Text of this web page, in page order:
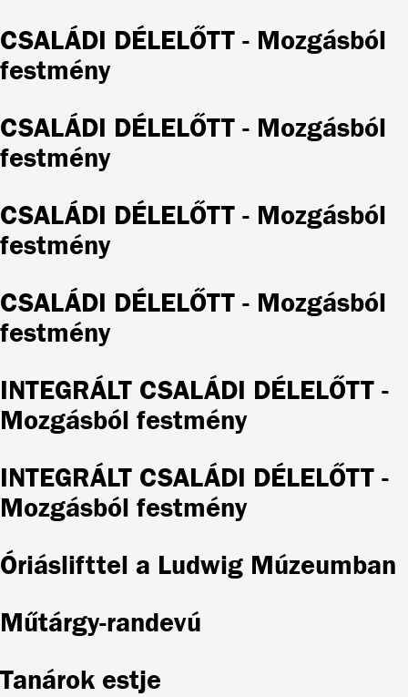
CSALÁDI DÉLELŐTT - Mozgásból
festmény
CSALÁDI DÉLELŐTT - Mozgásból
festmény
CSALÁDI DÉLELŐTT - Mozgásból
festmény
CSALÁDI DÉLELŐTT - Mozgásból
festmény
INTEGRÁLT CSALÁDI DÉLELŐTT -
Mozgásból festmény
INTEGRÁLT CSALÁDI DÉLELŐTT -
Mozgásból festmény
Óriáslifttel a Ludwig Múzeumban
Műtárgy-randevú
Tanárok estje